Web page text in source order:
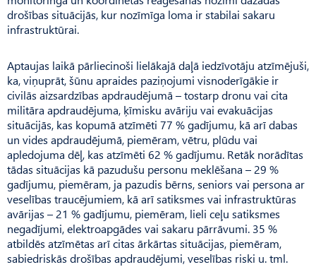
drošības situācijās, kur nozīmīga loma ir stabilai sakaru
infrastruktūrai.
Aptaujas laikā pārliecinoši lielākajā daļā iedzīvotāju atzīmējuši,
ka, viņuprāt, šūnu apraides paziņojumi visnoderīgākie ir
civilās aizsardzības apdraudējumā – tostarp dronu vai cita
militāra apdraudējuma, ķīmisku avāriju vai evakuācijas
situācijās, kas kopumā atzīmēti 77 % gadījumu, kā arī dabas
un vides apdraudējumā, piemēram, vētru, plūdu vai
apledojuma dēļ, kas atzīmēti 62 % gadījumu. Retāk norādītas
tādas situācijas kā pazudušu personu meklēšana – 29 %
gadījumu, piemēram, ja pazudis bērns, seniors vai persona ar
veselības traucējumiem, kā arī satiksmes vai infrastruktūras
avārijas – 21 % gadījumu, piemēram, lieli ceļu satiksmes
negadījumi, elektroapgādes vai sakaru pārrāvumi. 35 %
atbildēs atzīmētas arī citas ārkārtas situācijas, piemēram,
sabiedriskās drošības apdraudējumi, veselības riski u. tml.